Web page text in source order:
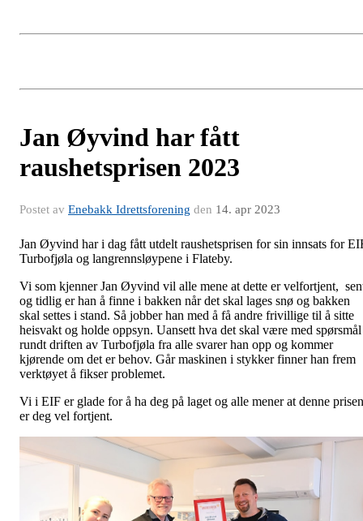
Jan Øyvind har fått
raushetsprisen 2023
Postet av Enebakk Idrettsforening den 14. apr 2023
Jan Øyvind har i dag fått utdelt raushetsprisen for sin innsats for
Turbofjøla og langrennsløypene i Flateby.
Vi som kjenner Jan Øyvind vil alle mene at dette er velfortjent,
og tidlig er han å finne i bakken når det skal lages snø og bakken
skal settes i stand. Så jobber han med å få andre frivillige til å sitte
heisvakt og holde oppsyn. Uansett hva det skal være med spørsmål
rundt driften av Turbofjøla fra alle svarer han opp og kommer
kjørende om det er behov. Går maskinen i stykker finner han frem
verktøyet å fikser problemet.
Vi i EIF er glade for å ha deg på laget og alle mener at denne prisen
er deg vel fortjent.